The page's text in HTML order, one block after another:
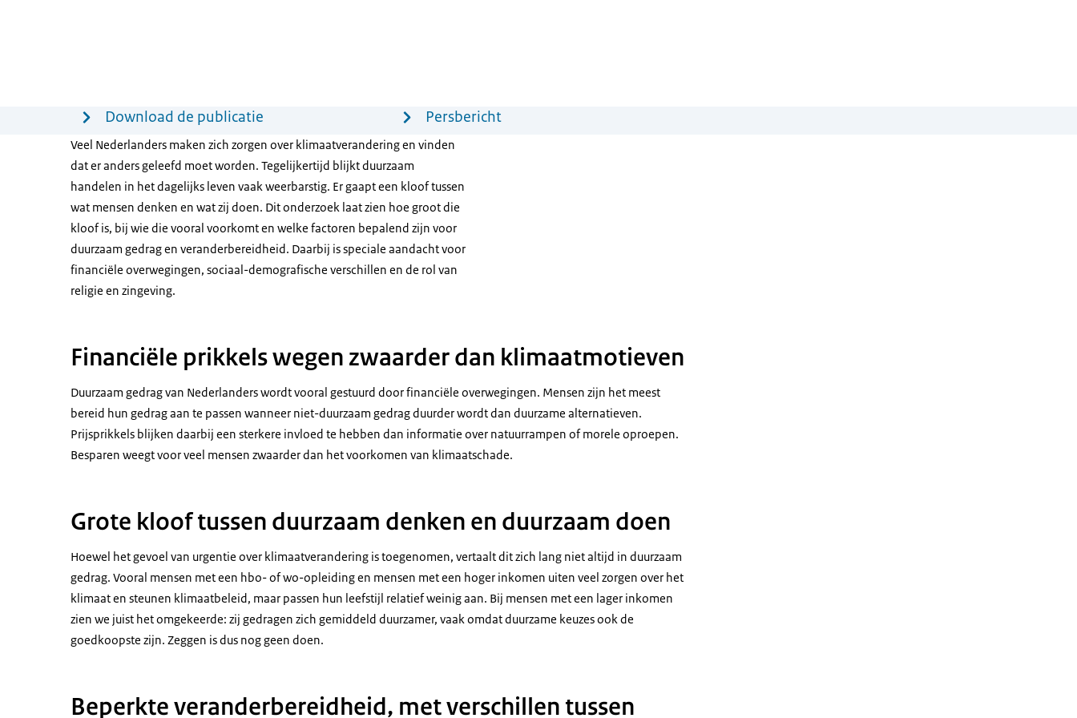
Download de publicatie Persbericht
Veel Nederlanders maken zich zorgen over klimaatverandering en vinden
dat er anders geleefd moet worden. Tegelijkertijd blijkt duurzaam
handelen in het dagelijks leven vaak weerbarstig. Er gaapt een kloof tussen
wat mensen denken en wat zij doen. Dit onderzoek laat zien hoe groot die
kloof is, bij wie die vooral voorkomt en welke factoren bepalend zijn voor
duurzaam gedrag en veranderbereidheid. Daarbij is speciale aandacht voor
financiële overwegingen, sociaal-demografische verschillen en de rol van
religie en zingeving.
Financiële prikkels wegen zwaarder dan klimaatmotieven
Duurzaam gedrag van Nederlanders wordt vooral gestuurd door financiële overwegingen. Mensen zijn het meest
bereid hun gedrag aan te passen wanneer niet-duurzaam gedrag duurder wordt dan duurzame alternatieven.
Prijsprikkels blijken daarbij een sterkere invloed te hebben dan informatie over natuurrampen of morele oproepen.
Besparen weegt voor veel mensen zwaarder dan het voorkomen van klimaatschade.
Grote kloof tussen duurzaam denken en duurzaam doen
Hoewel het gevoel van urgentie over klimaatverandering is toegenomen, vertaalt dit zich lang niet altijd in duurzaam
gedrag. Vooral mensen met een hbo- of wo-opleiding en mensen met een hoger inkomen uiten veel zorgen over het
klimaat en steunen klimaatbeleid, maar passen hun leefstijl relatief weinig aan. Bij mensen met een lager inkomen
zien we juist het omgekeerde: zij gedragen zich gemiddeld duurzamer, vaak omdat duurzame keuzes ook de
goedkoopste zijn. Zeggen is dus nog geen doen.
Beperkte veranderbereidheid, met verschillen tussen